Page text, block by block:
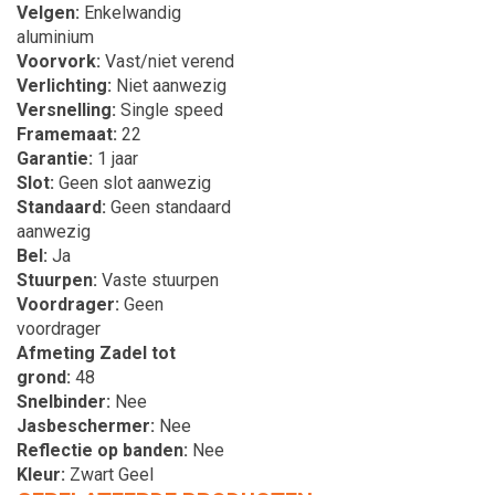
Velgen Enkelwandig
aluminium
Voorvork Vast/niet verend
Verlichting Niet aanwezig
Versnelling Single speed
Framemaat 22
Garantie 1 jaar
Slot Geen slot aanwezig
Standaard Geen standaard
aanwezig
Bel Ja
Stuurpen Vaste stuurpen
Voordrager Geen
voordrager
Afmeting Zadel tot
grond 48
Snelbinder Nee
Jasbeschermer Nee
Reflectie op banden Nee
Kleur Zwart Geel